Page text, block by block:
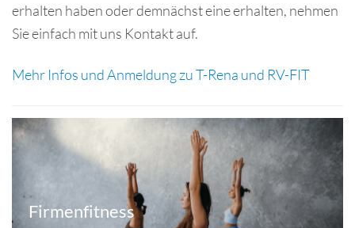
erhalten haben oder demnächst eine erhalten, nehmen
Sie einfach mit uns Kontakt auf.
Mehr Infos und Anmeldung zu T-Rena und RV-FIT
Firmenfitness